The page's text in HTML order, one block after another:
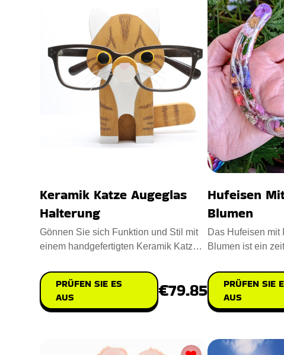
Keramik Katze Augeglas
Halterung
Gönnen Sie sich Funktion und Stil mit
einem handgefertigten Keramik Katze
PRÜFEN SIE ES
AUS
€79.85
Hufeisen
Blumen
Das Hufeisen mit
Blumen ist ein
PRÜFEN SIE
AUS